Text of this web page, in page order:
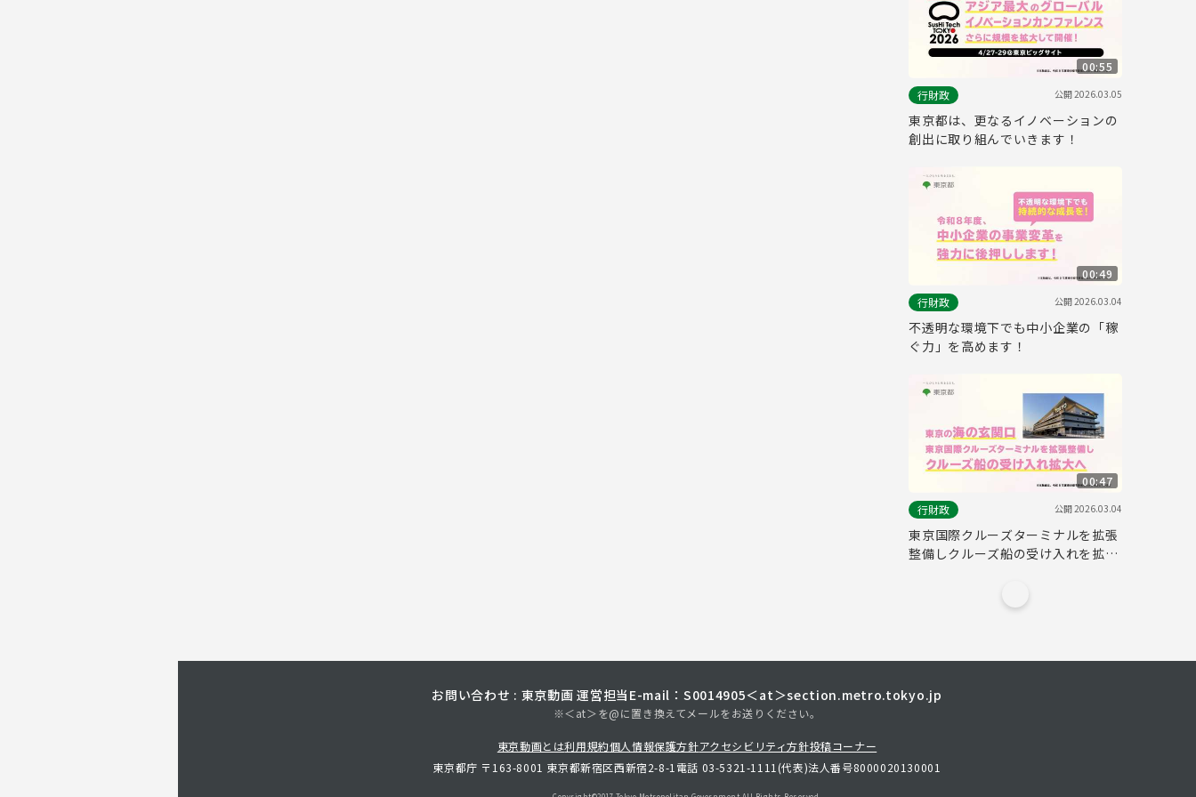
00:55
行財政
公開2026.03.05
東京都は、更なるイノベーションの
創出に取り組んでいきます​！
00:49
行財政
公開2026.03.04
不透明な環境下でも中小企業の「稼
ぐ力」を高めます！
00:47
行財政
公開2026.03.04
東京国際クルーズターミナルを拡張
整備しクルーズ船の受け入れを拡大
お問い合わせ : 東京動画 運営担当 E-mail：S0014905＜at＞section.metro.tokyo.jp
※＜at＞を@に置き換えてメールをお送りください。
東京動画とは利用規約個人情報保護方針アクセシビリティ方針投稿コーナー
東京都庁 〒163-8001 東京都新宿区西新宿2-8-1 電話 03-5321-1111(代表)法人番号8000020130001